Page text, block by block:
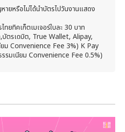
ยหรือไม่ได้นำบัตรไปวันงานแสดง
ทยทิคเก็ตเมเจอร์ใบละ 30 บาท
,บัตรเดบิต, True Wallet, Alipay,
ม Convenience Fee 3%) K Pay
รมเนียม Convenience Fee 0.5%)